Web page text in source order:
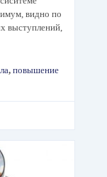
видно по
выступлений,
, повышение